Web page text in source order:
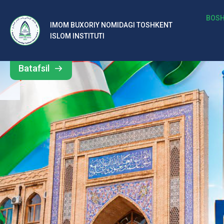
IMOM BUXORIY NOMIDAGI TOSHKENT
ISLOM INSTITUTI
b
al
ar
o‘
rt
a
si
d
Barcha
yangiliklar
Batafsil